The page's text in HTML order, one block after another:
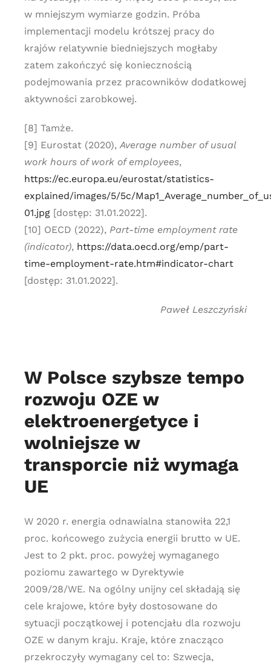
w mniejszym wymiarze godzin. Próba
implementacji modelu krótszej pracy do
krajów relatywnie biedniejszych mogłaby
zatem zakończyć się koniecznością
podejmowania przez pracowników dodatkowej
aktywności zarobkowej.
[8] Tamże.
[9] Eurostat (2020),Average number of usual
work hours of work of employees,
https://ec.europa.eu/eurostat/statistics-
explained/images/5/5c/
01.jpg[dostęp: 31.01.2022].
[10] OECD (2022), Part-time employment rate
(indicator), https://data.oecd.org/emp/part-
time-employment-rate.htm#indicator-chart
[dostęp: 31.01.2022].
Paweł Leszczyński
W Polsce szybsze tempo
rozwoju OZE w
elektroenergetyce i
wolniejsze w
transporcie niż wymaga
UE
W 2020 r. energia odnawialna stanowiła 22,1
proc. końcowego zużycia energii brutto w UE.
Jest to 2 pkt. proc. powyżej wymaganego
poziomu zawartego w Dyrektywie
2009/28/WE. Na ogólny unijny cel składają się
cele krajowe, które były dostosowane do
sytuacji początkowej i potencjału dla rozwoju
OZE w danym kraju. Kraje, które znacząco
przekroczyły wymagany cel to: Szwecja,